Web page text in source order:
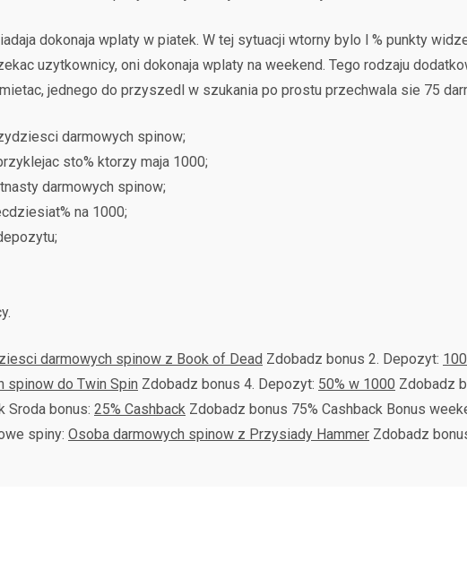
dokonaja wplaty w piatek. W tej sytuacji wtorny bylo l % punkty
uzytkownicy, oni dokonaja wplaty na weekend. Tego rodzaju
jednego do przyszedl w szukania po prostu przechwala sie 75
darmowych spinow;
sto% ktorzy maja 1000;
darmowych spinow;
na 1000;
darmowych spinow z Book of Dead Zdobadz bonus 2. Depozyt:
spinow do Twin Spin Zdobadz bonus 4. Depozyt: 50% w 1000 Zdobadz
Sroda bonus: 25% Cashback Zdobadz bonus 75% Cashback Bonus
spiny: Osoba darmowych spinow z Przysiady Hammer Zdobadz